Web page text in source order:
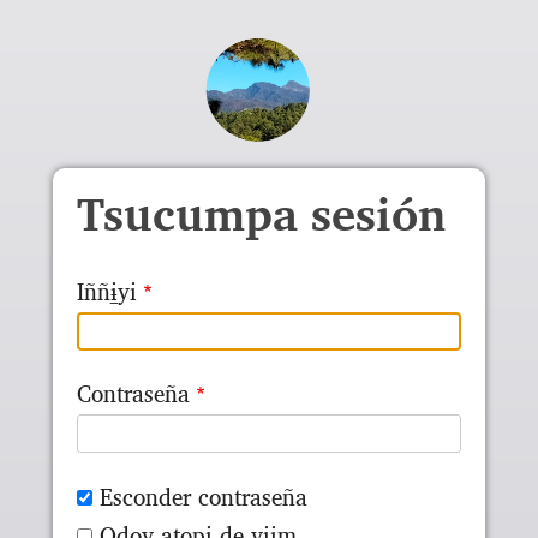
Tsucumpa sesión
Iññɨ̱yi
Contraseña
Esconder contraseña